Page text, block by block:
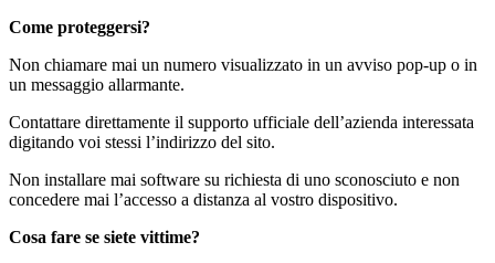
Come proteggersi?
Non chiamare mai un numero visualizzato in un avviso pop-up o in
un messaggio allarmante.
Contattare direttamente il supporto ufficiale dell’azienda interessata
digitando voi stessi l’indirizzo del sito.
Non installare mai software su richiesta di uno sconosciuto e non
concedere mai l’accesso a distanza al vostro dispositivo.
Cosa fare se siete vittime?